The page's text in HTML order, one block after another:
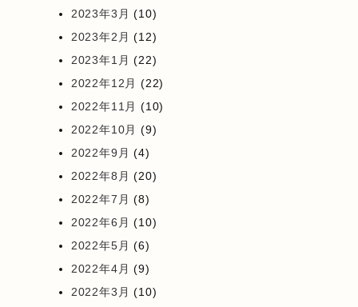
2023年3月 (10)
2023年2月 (12)
2023年1月 (22)
2022年12月 (22)
2022年11月 (10)
2022年10月 (9)
2022年9月 (4)
2022年8月 (20)
2022年7月 (8)
2022年6月 (10)
2022年5月 (6)
2022年4月 (9)
2022年3月 (10)